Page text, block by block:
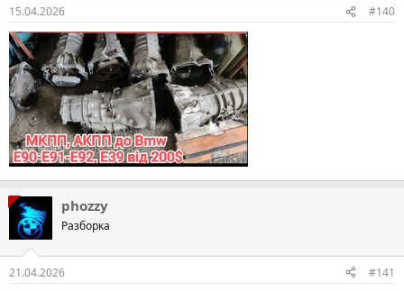
15.04.2026 #140
phozzy
Разборка
21.04.2026 #141